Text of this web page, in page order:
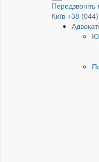
Передзвоніть
Київ +38